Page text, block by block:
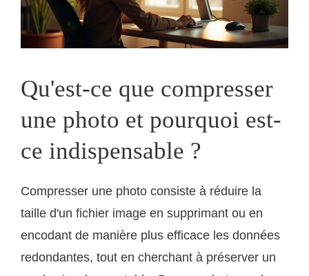
Qu'est-ce que compresser
une photo et pourquoi est-
ce indispensable ?
Compresser une photo consiste à réduire la
taille d'un fichier image en supprimant ou en
encodant de manière plus efficace les données
redondantes, tout en cherchant à préserver un